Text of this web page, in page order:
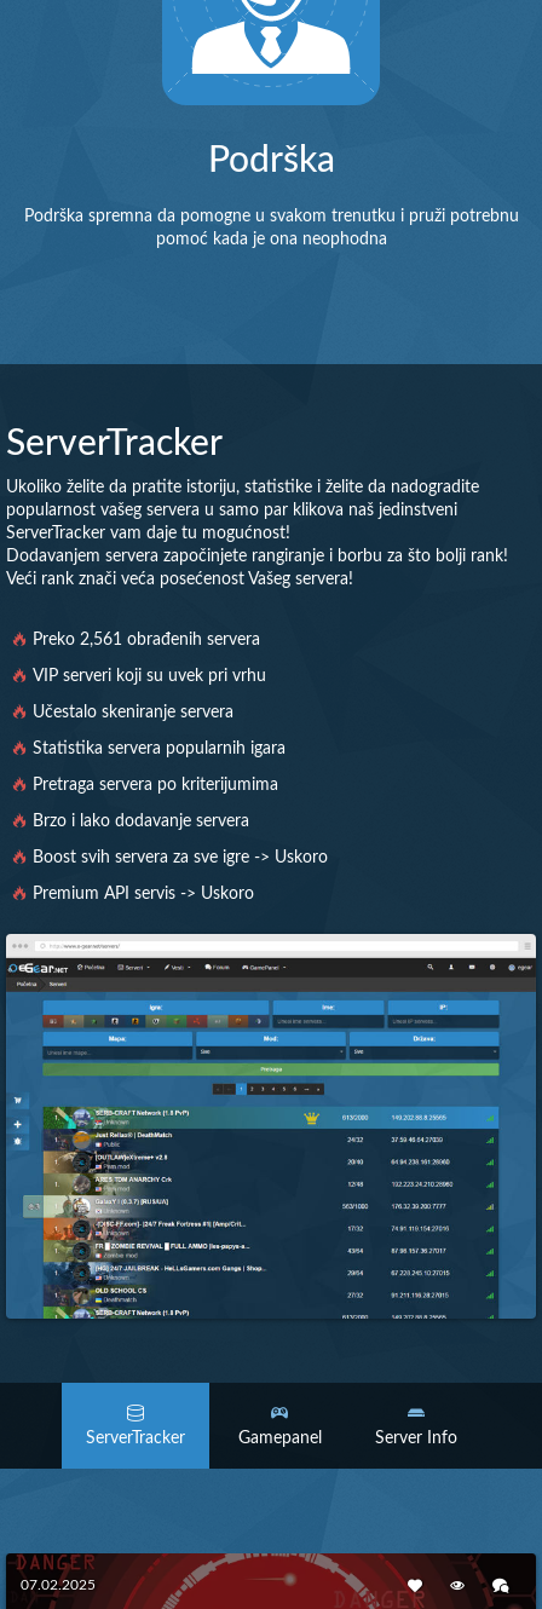
Podrška
Podrška spremna da pomogne u svakom trenutku i pruži potrebnu
pomoć kada je ona neophodna
ServerTracker
Ukoliko želite da pratite istoriju, statistike i želite da nadogradite
popularnost vašeg servera u samo par klikova naš jedinstveni
ServerTracker vam daje tu mogućnost!
Dodavanjem servera započinjete rangiranje i borbu za što bolji rank!
Veći rank znači veća posećenost Vašeg servera!
Preko 2,561 obrađenih servera
VIP serveri koji su uvek pri vrhu
Učestalo skeniranje servera
Statistika servera popularnih igara
Pretraga servera po kriterijumima
Brzo i lako dodavanje servera
Boost svih servera za sve igre -> Uskoro
Premium API servis -> Uskoro
ServerTracker Gamepanel Server Info
07.02.2025